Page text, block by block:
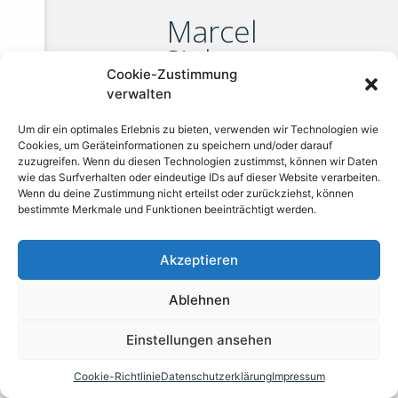
Cookie-Zustimmung
verwalten
Um dir ein optimales Erlebnis zu bieten, verwenden wir Technologien wie
Cookies, um Geräteinformationen zu speichern und/oder darauf
zuzugreifen. Wenn du diesen Technologien zustimmst, können wir Daten
wie das Surfverhalten oder eindeutige IDs auf dieser Website verarbeiten.
Wenn du deine Zustimmung nicht erteilst oder zurückziehst, können
bestimmte Merkmale und Funktionen beeinträchtigt werden.
Akzeptieren
Ablehnen
Einstellungen ansehen
Cookie-RichtlinieDatenschutzerklärungImpressum
Marcel
Siebert
ImpressumAllgemeine Geschäftsbedingungen
Datenschutzerklärung
© 2022 All rights Reserved. Design bymelt Design